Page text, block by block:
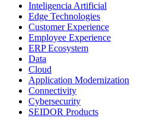
Inteligencia Artificial
Edge Technologies
Customer Experience
Employee Experience
ERP Ecosystem
Data
Cloud
Application Modernization
Connectivity
Cybersecurity
SEIDOR Products